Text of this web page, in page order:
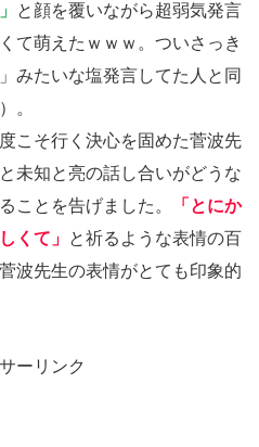
と顔を覆いながら超弱気発言
て萌えたｗｗｗ。ついさっき
みたいな塩発言してた人と同
。
こそ行く決心を固めた菅波先
未知と亮の話し合いがどうな
ことを告げました。
「とにか
くて」 と祈るような表情の百
波先生の表情がとても印象的
ーリンク